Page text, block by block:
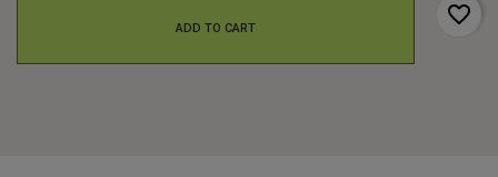
ADD TO CART
favorite_border